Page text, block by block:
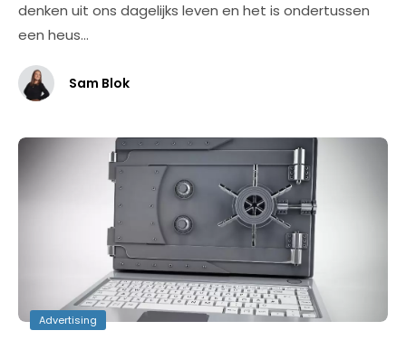
denken uit ons dagelijks leven en het is ondertussen
een heus…
Sam Blok
Advertising